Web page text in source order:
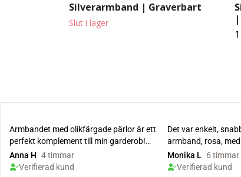
Silverarmband | Graverbart
Slut i lager